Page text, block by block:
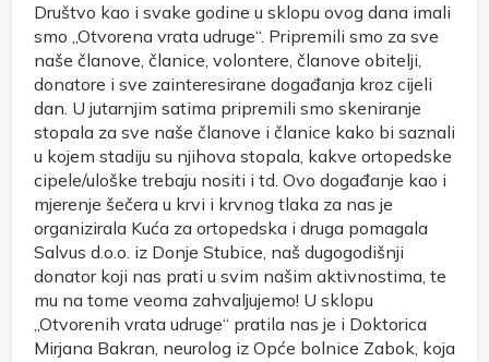
Društvo kao i svake godine u sklopu ovog dana imali
smo „Otvorena vrata udruge“. Pripremili smo za sve
naše članove, članice, volontere, članove obitelji,
donatore i sve zainteresirane događanja kroz cijeli
dan. U jutarnjim satima pripremili smo skeniranje
stopala za sve naše članove i članice kako bi saznali
u kojem stadiju su njihova stopala, kakve ortopedske
cipele/uloške trebaju nositi i td. Ovo događanje kao i
mjerenje šečera u krvi i krvnog tlaka za nas je
organizirala Kuća za ortopedska i druga pomagala
Salvus d.o.o. iz Donje Stubice, naš dugogodišnji
donator koji nas prati u svim našim aktivnostima, te
mu na tome veoma zahvaljujemo! U sklopu
„Otvorenih vrata udruge“ pratila nas je i Doktorica
Mirjana Bakran, neurolog iz Opće bolnice Zabok, koja